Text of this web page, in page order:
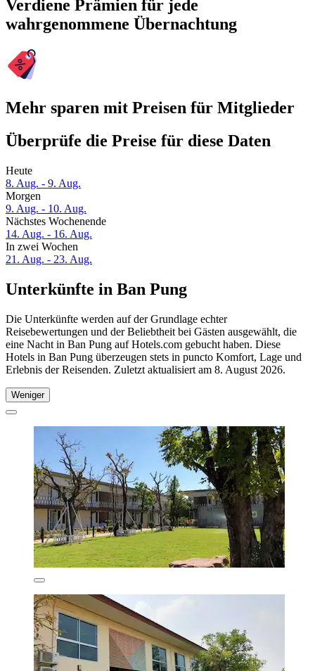
Verdiene Prämien für jede
wahrgenommene Übernachtung
Mehr sparen mit Preisen für Mitglieder
Überprüfe die Preise für diese Daten
Heute
8. Aug. - 9. Aug.
Morgen
9. Aug. - 10. Aug.
Nächstes Wochenende
14. Aug. - 16. Aug.
In zwei Wochen
21. Aug. - 23. Aug.
Unterkünfte in Ban Pung
Die Unterkünfte werden auf der Grundlage echter
Reisebewertungen und der Beliebtheit bei Gästen ausgewählt, die
eine Nacht in Ban Pung auf Hotels.com gebucht haben. Diese
Hotels in Ban Pung überzeugen stets in puncto Komfort, Lage und
Erlebnis der Reisenden. Zuletzt aktualisiert am 8. August 2026.
Weniger